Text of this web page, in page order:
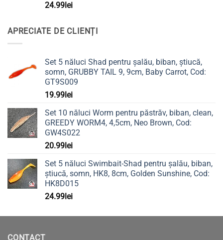
24.99lei
APRECIATE DE CLIENȚI
Set 5 năluci Shad pentru șalău, biban, știucă,
somn, GRUBBY TAIL 9, 9cm, Baby Carrot, Cod:
GT9S009
19.99lei
Set 10 năluci Worm pentru păstrăv, biban, clean,
GREEDY WORM4, 4,5cm, Neo Brown, Cod:
GW4S022
20.99lei
Set 5 năluci Swimbait-Shad pentru șalău, biban,
știucă, somn, HK8, 8cm, Golden Sunshine, Cod:
HK8D015
24.99lei
CONTACT